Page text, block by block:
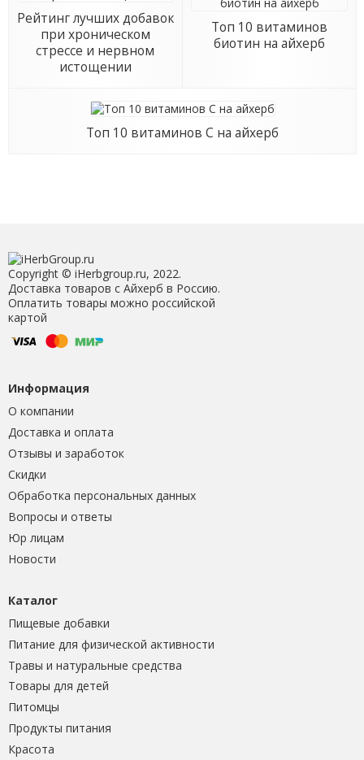
Рейтинг лучших добавок
при хроническом
стрессе и нервном
истощении
Топ 10 витаминов
биотин на айхерб
Топ 10 витаминов С на айхерб
Copyright © iHerbgroup.ru, 2022.
Доставка товаров с Айхерб в Россию.
Оплатить товары можно российской
картой
Информация
О компании
Доставка и оплата
Отзывы и заработок
Скидки
Обработка персональных данных
Вопросы и ответы
Юр лицам
Новости
Каталог
Пищевые добавки
Питание для физической активности
Травы и натуральные средства
Товары для детей
Питомцы
Продукты питания
Красота